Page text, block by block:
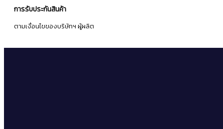
การรับประกันสินค้า
ตามเงื่อนไขของบริษัทฯ ผู้ผลิต